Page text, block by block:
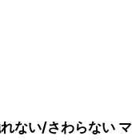
ない/さわらない